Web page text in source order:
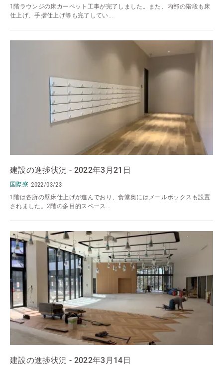
1階ラウンジの床カーペット工事が完了しました。また、内部の階段も床
仕上げ、手摺仕上げ等も完了してい...
建設の進捗状況 - 2022年3月21日
国際寮 2022/03/23
1階は各所の壁床仕上げが進んでおり、食堂奥にはメールボックスも設置
されました。2階の多目的スペース...
建設の進捗状況 - 2022年3月14日